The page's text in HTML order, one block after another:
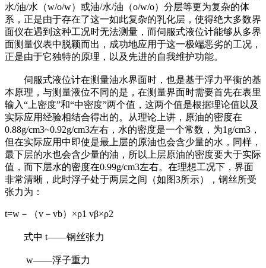
水/油/水（w/o/w）或油/水/油（o/w/o）分层等更为复杂的体
系，正是由于存在了这一如此复杂的乳化层，使得绝大多数界
面仪在遇到这种工况时无法测量，而伺服式液位计能够从多界
面测量仪表中脱颖而出，成功地应用于这一极端恶劣的工况，
正是由于它独特的原理，以及先进的自我维护功能。
伺服式液位计在测量油水界面时，也是基于浮力平衡的基
本原理，与测量液位不同的是，在测量界面时需要首先在表里
输入“上密度”和“中密度”两个值，这两个值是根据理论值以及
实际应用经验相结合得出的。从理论上讲，原油的密度在
0.88g/cm3~0.92g/cm3左右，水的密度是一个常数，为1g/cm3，
但在实际应用中即使是最上层的原油也会含少量的水，同样，
最下层的水也会含少量的油，所以上层原油的密度要大于实际
值，而下层水的密度在0.99g/cm3左右。在理想工况下，界面
非常清晰，此时浮子处于两层之间（如图3所示），钢丝所受
张力为：
t=w－（v－vb）×ρ1 vβ×ρ2
式中 t——钢丝张力
w——浮子重力